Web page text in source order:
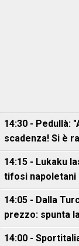
14:30 - Pedullà:
scadenza! Si è
14:15 - Lukaku
tifosi napoletani
14:05 - Dalla
prezzo: spunta
14:00 -